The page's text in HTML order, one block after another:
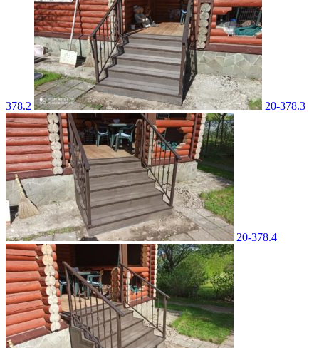
378.2 20-378.3
20-378.4